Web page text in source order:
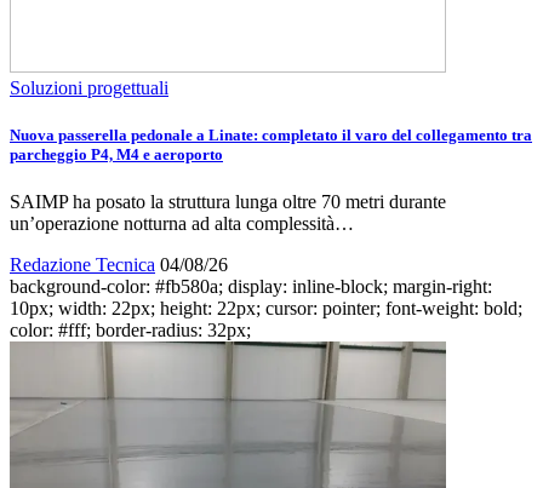
Soluzioni progettuali
Nuova passerella pedonale a Linate: completato il varo del collegamento tra
parcheggio P4, M4 e aeroporto
SAIMP ha posato la struttura lunga oltre 70 metri durante
un’operazione notturna ad alta complessità…
Redazione Tecnica 04/08/26
background-color: #fb580a; display: inline-block; margin-right:
10px; width: 22px; height: 22px; cursor: pointer; font-weight: bold;
color: #fff; border-radius: 32px;